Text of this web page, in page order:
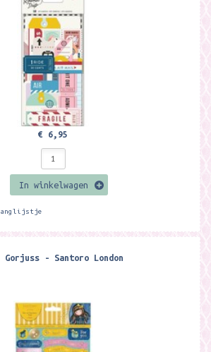
€ 6,95
In winkelwagen
Gorjuss - Santoro London